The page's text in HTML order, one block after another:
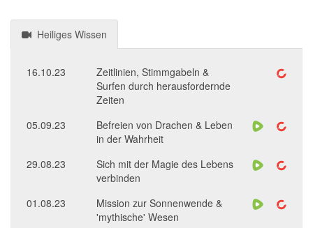
Heiliges Wissen
16.10.23
Zeitlinien, Stimmgabeln &
Surfen durch herausfordernde
Zeiten
05.09.23
Befreien von Drachen & Leben
in der Wahrheit
29.08.23
Sich mit der Magie des Lebens
verbinden
01.08.23
Mission zur Sonnenwende &
'mythische' Wesen